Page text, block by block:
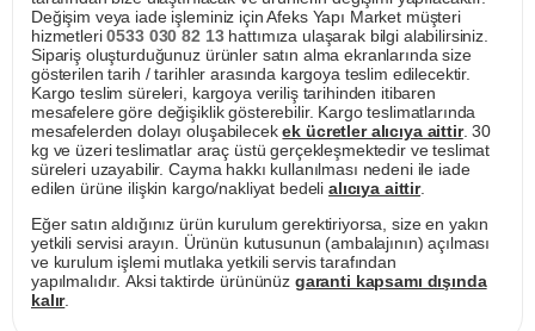
Değişim veya iade işleminiz için Afeks Yapı Market müşteri
hizmetleri0533 030 82 13hattımıza ulaşarak bilgi alabilirsiniz.
Sipariş oluşturduğunuz ürünler satın alma ekranlarında size
gösterilen tarih / tarihler arasında kargoya teslim edilecektir.
Kargo teslim süreleri, kargoya veriliş tarihinden itibaren
mesafelere göre değişiklik gösterebilir. Kargo teslimatlarında
mesafelerden dolayı oluşabilecekek ücretler alıcıya aittir. 30
kg ve üzeri teslimatlar araç üstü gerçekleşmektedir ve teslimat
süreleri uzayabilir. Cayma hakkı kullanılması nedeni ile iade
edilen ürüne ilişkin kargo/nakliyat bedeli alıcıya aittir.
Eğer satın aldığınız ürün kurulum gerektiriyorsa, size en yakın
yetkili servisi arayın. Ürünün kutusunun (ambalajının) açılması
ve kurulum işlemi mutlaka yetkili servis tarafından
yapılmalıdır. Aksi taktirde ürününüz garanti kapsamı dışında
kalır.